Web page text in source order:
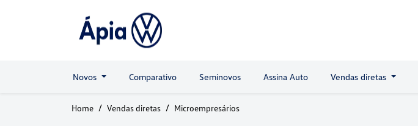
Novos Comparativo Seminovos Assina Auto Vendas diretas
Home Vendas diretas Microempresários